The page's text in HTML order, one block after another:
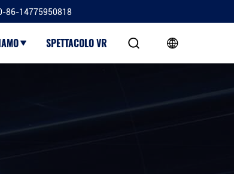
86-14775950818
SPETTACOLO VR